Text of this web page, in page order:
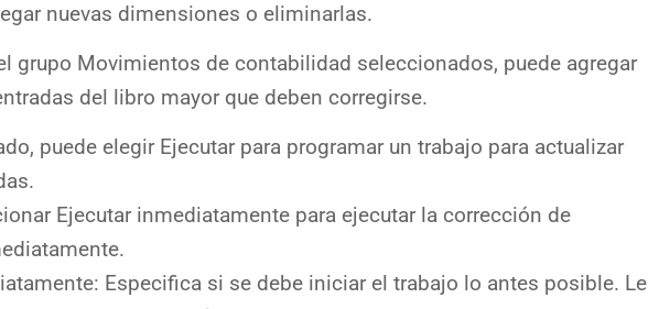
nuevas dimensiones o eliminarlas.
grupo Movimientos de contabilidad seleccionados, puede agregar
del libro mayor que deben corregirse.
puede elegir Ejecutar para programar un trabajo para actualizar
Ejecutar inmediatamente para ejecutar la corrección de
Especifica si se debe iniciar el trabajo lo antes posible. Le